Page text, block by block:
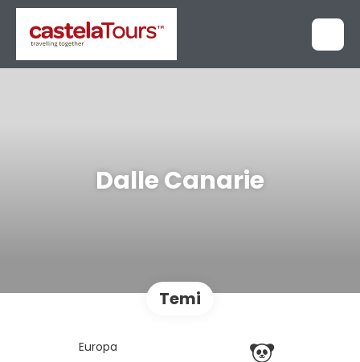
Dalle Canarie
Temi
Europa